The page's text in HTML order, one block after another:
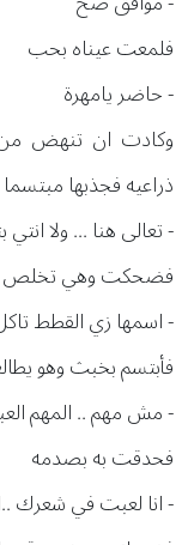
فلمعت عيناه بحب
- حاضر يامهرة
وكادت ان تنهض من
ذراعيه فجذبها مبتسما
- تعالى هنا ... ولا
فضحكت وهي تخلص
- اسمها زي القطط
فأبتسم بخبث وهو
- مش مهم .. المهم
فحدقت به بصدمه
- انا لعبت في شعرك